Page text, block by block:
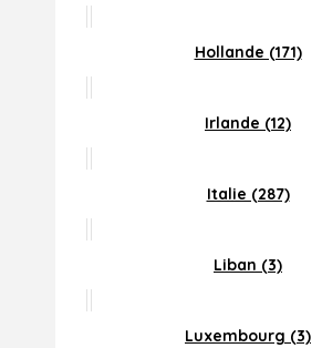
Hollande (171)
Irlande (12)
Italie (287)
Liban (3)
Luxembourg (3)